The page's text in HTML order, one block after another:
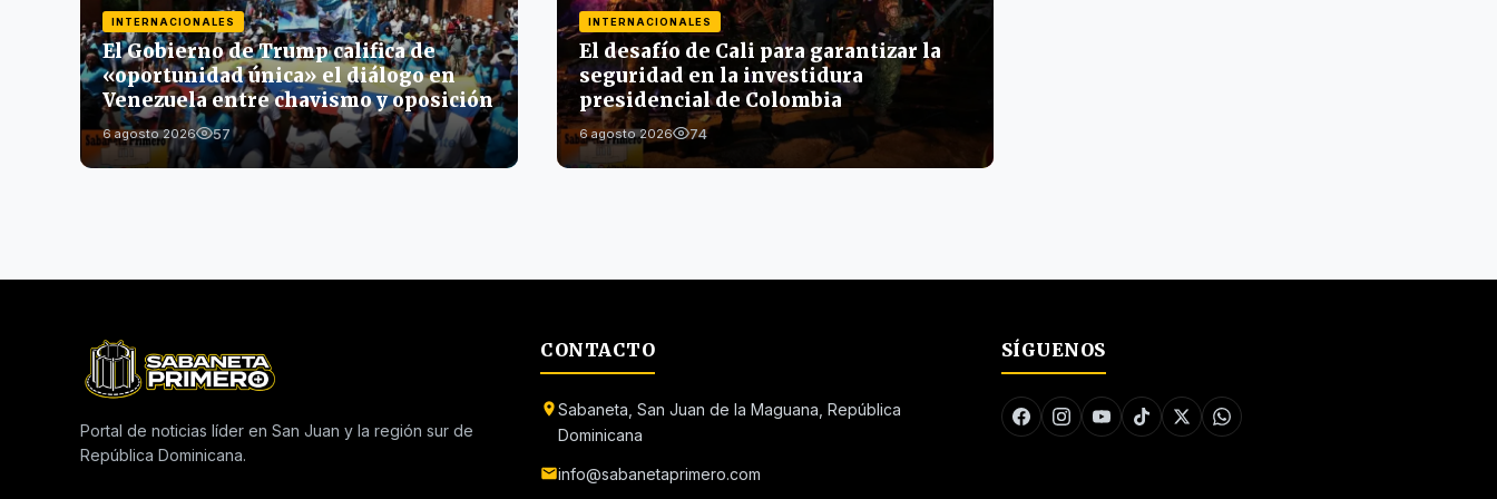
INTERNACIONALES
El Gobierno de Trump califica de
«oportunidad única» el diálogo en
Venezuela entre chavismo y oposición
6 agosto 2026 57
INTERNACIONALES
El desafío de Cali para garantizar la
seguridad en la investidura
presidencial de Colombia
6 agosto 2026 74
Portal de noticias líder en San Juan y la región sur de
República Dominicana.
CONTACTO
Sabaneta, San Juan de la Maguana, República
Dominicana
info@sabanetaprimero.com
SÍGUENOS